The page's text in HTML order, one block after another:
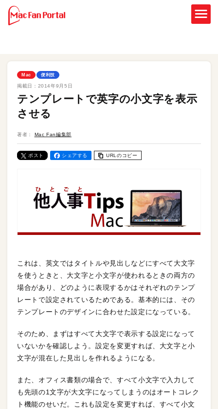
Mac 便利技
掲載日： 2014年9月5日
テンプレートで英字の小文字を表示
させる
著者： Mac Fan編集部
ポスト シェアする URLのコピー
これは、英文ではタイトルや見出しなどにすべて大文字
を使うときと、大文字と小文字が使われるときの両方の
場合があり、どのように表現するかはそれぞれのテンプ
レートで設定されているためである。基本的には、その
テンプレートのデザインに合わせた設定になっている。
そのため、まずはすべて大文字で表示する設定になって
いないかを確認しよう。設定を変更すれば、大文字と小
文字が混在した見出しを作れるようになる。
また、オフィス書類の場合で、すべて小文字で入力して
も先頭の1文字が大文字になってしまうのはオートコレク
ト機能のせいだ。これも設定を変更すれば、すべて小文